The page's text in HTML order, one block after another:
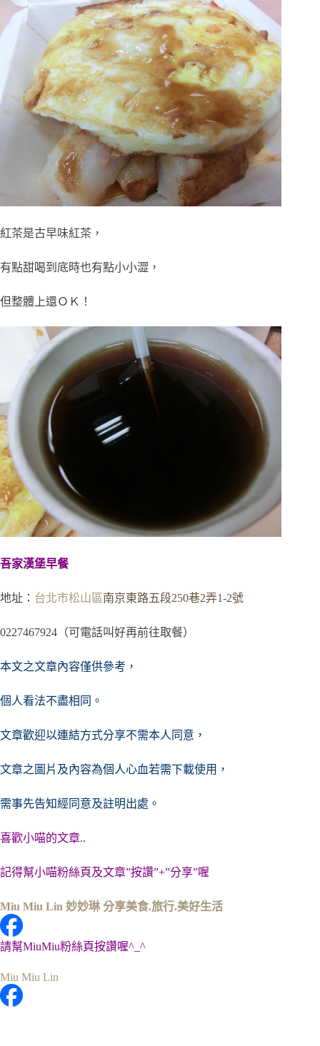
紅茶是古早味紅茶，
有點甜喝到底時也有點小小澀，
但整體上還ＯＫ！
吾家漢堡早餐
地址： 台北市松山區南京東路五段250巷2弄1-2號
0227467924（可電話叫好再前往取餐）
本文之文章內容僅供參考，
個人看法不盡相同。
文章歡迎以連結方式分享不需本人同意，
文章之圖片及內容為個人心血若需下載使用，
需事先告知經同意及註明出處。
喜歡小喵的文章..
記得幫小喵粉絲頁及文章”按讚”+”分享”喔
Miu Miu Lin 妙妙琳 分享美食.旅行.美好生活
請幫MiuMiu粉絲頁按讚喔^_^
Miu Miu Lin